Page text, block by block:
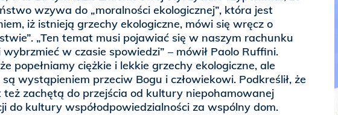
wzywa do „moralności ekologicznej”, która jest
iż istnieją grzechy ekologiczne, mówi się wręcz o
„Ten temat musi pojawiać się w naszym rachunku
wybrzmieć w czasie spowiedzi” – mówił Paolo Ruffini.
popełniamy ciężkie i lekkie grzechy ekologiczne, ale
wystąpieniem przeciw Bogu i człowiekowi. Podkreślił, że
też zachętą do przejścia od kultury niepohamowanej
do kultury współodpowiedzialności za wspólny dom.